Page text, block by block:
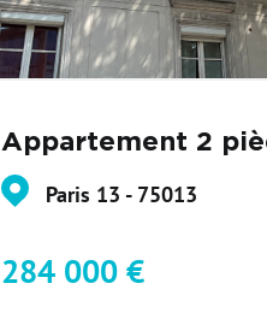
Appartement 2
Paris 13 - 75013
284 000 €